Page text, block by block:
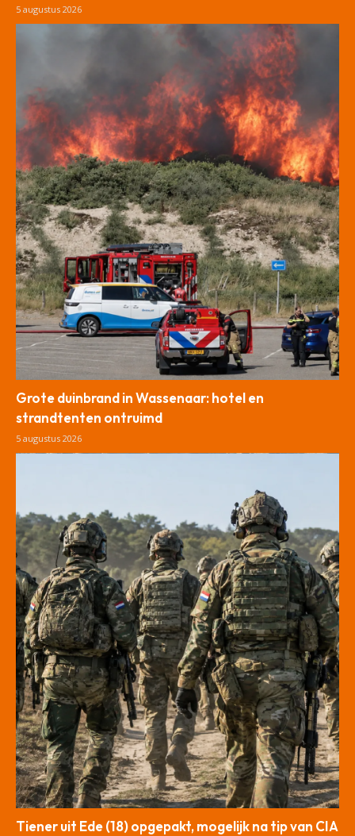
5 augustus 2026
Grote duinbrand in Wassenaar: hotel en
strandtenten ontruimd
5 augustus 2026
Tiener uit Ede (18) opgepakt, mogelijk na tip van CIA